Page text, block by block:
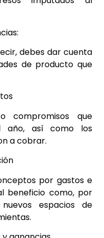
debes dar cuenta
de producto que
compromisos que
año, así como los
a cobrar.
por gastos e
beneficio como, por
espacios de